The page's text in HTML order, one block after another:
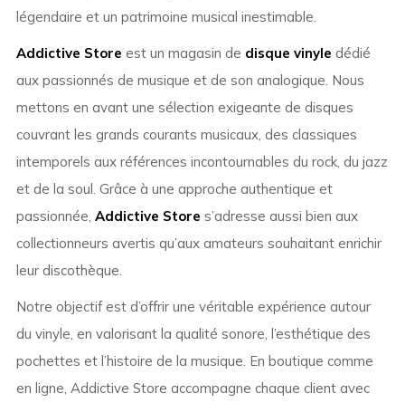
légendaire et un patrimoine musical inestimable.
Addictive Store est un magasin de disque vinyle dédié
aux passionnés de musique et de son analogique. Nous
mettons en avant une sélection exigeante de disques
couvrant les grands courants musicaux, des classiques
intemporels aux références incontournables du rock, du jazz
et de la soul. Grâce à une approche authentique et
passionnée, Addictive Store s’adresse aussi bien aux
collectionneurs avertis qu’aux amateurs souhaitant enrichir
leur discothèque.
Notre objectif est d’offrir une véritable expérience autour
du vinyle, en valorisant la qualité sonore, l’esthétique des
pochettes et l’histoire de la musique. En boutique comme
en ligne, Addictive Store accompagne chaque client avec